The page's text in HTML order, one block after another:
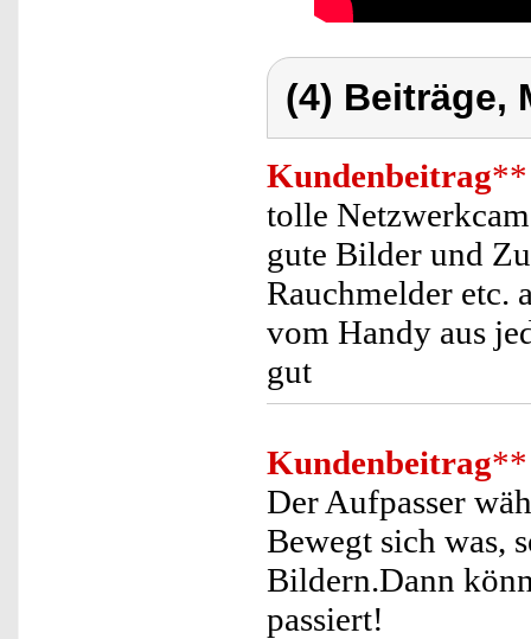
(4) Beiträge,
Kundenbeitrag**
tolle
gute Bilder und
Rauchmelder etc.
vom Handy aus
gut
Kundenbeitrag**
Der Aufpasser
Bewegt sich was,
Bildern.Dann
passiert!